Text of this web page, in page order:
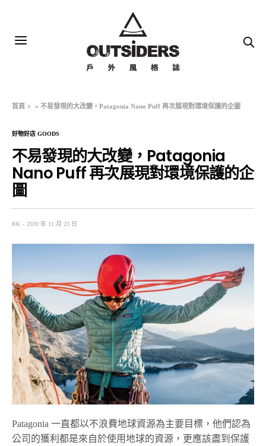
首頁 »不易發現的大改變，Patagonia Nano Puff 再次展現對環境保護的企圖
好物好店 GOODS
不易發現的大改變，Patagonia
Nano Puff 再次展現對環境保護的企
圖
RK 2020 年 11 月 23 日
Patagonia 一直都以不浪費地球資源為主要目標，他們認為
公司的獲利都是來自於使用地球的資源，更應該盡到保護